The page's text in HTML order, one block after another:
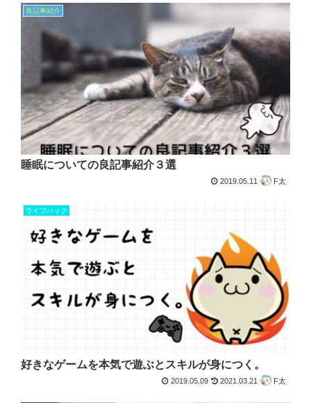
良記事紹介
睡眠についての良記事紹介３選
2019.05.11 F太
ライフハック
好きなゲームを本気で遊ぶとスキルが身につく。
2019.05.09 2021.03.21 F太